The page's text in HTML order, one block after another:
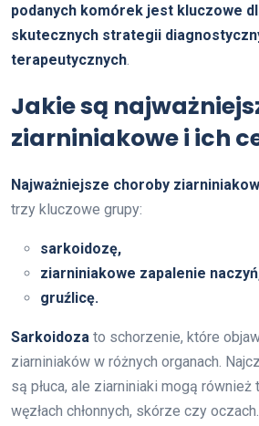
podanych komórek jest kluczowe
skutecznych strategii
terapeutycznych.
Jakie są
ziarniniakowe i ich
Najważniejsze choroby
trzy kluczowe grupy:
sarkoidozę,
ziarniniakowe zapalenie
gruźlicę.
Sarkoidoza to schorzenie, które
ziarniniaków w różnych organach.
są płuca, ale ziarniniaki mogą
węzłach chłonnych, skórze czy oczach.